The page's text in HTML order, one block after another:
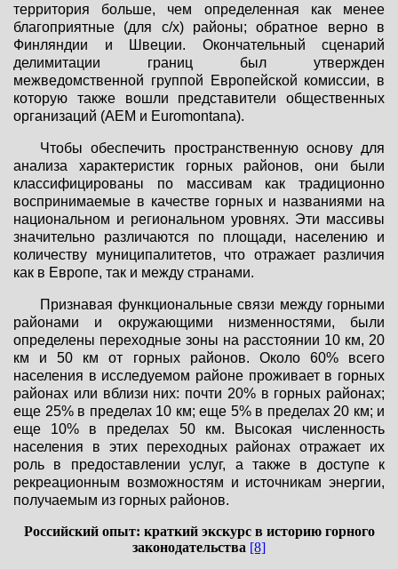
территория больше, чем определенная как менее
благоприятные (для с/х) районы; обратное верно в
Финляндии и Швеции. Окончательный сценарий
делимитации границ был утвержден
межведомственной группой Европейской комиссии, в
которую также вошли представители общественных
организаций (AEM и Euromontana).
Чтобы обеспечить пространственную основу для
анализа характеристик горных районов, они были
классифицированы по массивам как традиционно
воспринимаемые в качестве горных и названиями на
национальном и региональном уровнях. Эти массивы
значительно различаются по площади, населению и
количеству муниципалитетов, что отражает различия
как в Европе, так и между странами.
Признавая функциональные связи между горными
районами и окружающими низменностями, были
определены переходные зоны на расстоянии 10 км, 20
км и 50 км от горных районов. Около 60% всего
населения в исследуемом районе проживает в горных
районах или вблизи них: почти 20% в горных районах;
еще 25% в пределах 10 км; еще 5% в пределах 20 км; и
еще 10% в пределах 50 км. Высокая численность
населения в этих переходных районах отражает их
роль в предоставлении услуг, а также в доступе к
рекреационным возможностям и источникам энергии,
получаемым из горных районов.
Российский опыт: краткий экскурс в историю горного
законодательства [8]